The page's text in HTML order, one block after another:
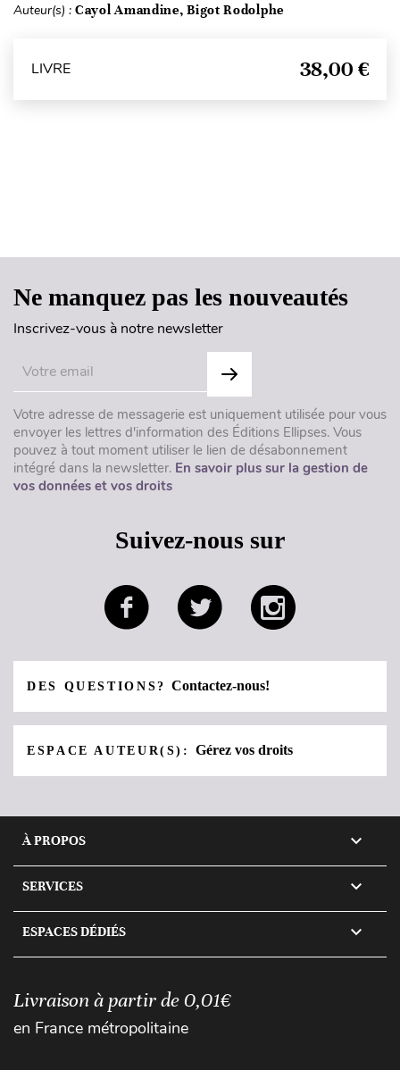
Auteur(s) : Cayol Amandine, Bigot Rodolphe
LIVRE 38,00 €
Ne manquez pas les nouveautés
Inscrivez-vous à notre newsletter
Votre adresse de messagerie est uniquement utilisée pour vous
envoyer les lettres d'information des Éditions Ellipses. Vous
pouvez à tout moment utiliser le lien de désabonnement
intégré dans la newsletter. En savoir plus sur la gestion de
vos données et vos droits
Suivez-nous sur
DES QUESTIONS?Contactez-nous!
ESPACE AUTEUR(S):Gérez vos droits
À PROPOS 
SERVICES 
ESPACES DÉDIÉS 
Livraison à partir de 0,01€
en France métropolitaine